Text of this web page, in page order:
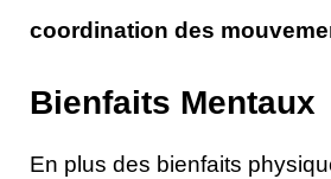
coordination des
Bienfaits Mentaux
En plus des bienfaits